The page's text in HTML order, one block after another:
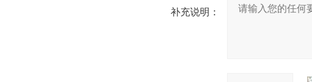
补充说明：